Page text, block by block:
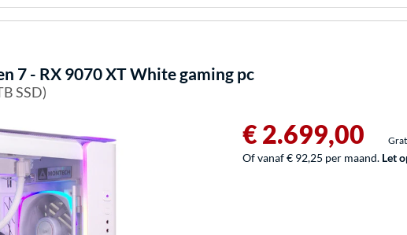
7 - RX 9070 XT White gaming pc
SSD)
€ 2.699,00
Of vanaf € 92,25 per maand. Let